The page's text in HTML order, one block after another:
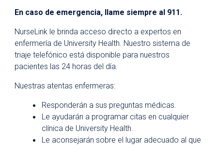
¿Por qué University Health?
Para pacientes
Facturación y seguros médicos
Portal del paciente
Records médicos
Parking
Citas de telemedicina
Fitness Center
En caso de emergencia, llame siempre al 911.
NurseLink le brinda acceso directo a expertos en
enfermería de University Health. Nuestro sistema de
triaje telefónico está disponible para nuestros
pacientes las 24 horas del día.
Nuestras atentas enfermeras:
Responderán a sus preguntas médicas.
Le ayudarán a programar citas en cualquier
clínica de University Health.
Le aconsejarán sobre el lugar adecuado al que